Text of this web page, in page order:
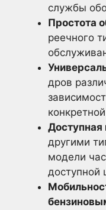
службы
Простота
реечного
дров
Доступная
другими
модели
доступной